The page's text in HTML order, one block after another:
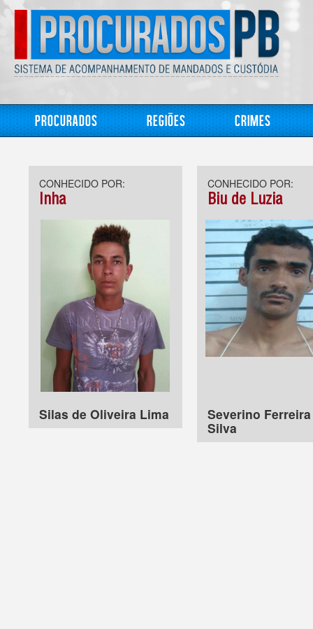
Procurados Regiões Crimes
CONHECIDO POR:
Inha
Silas de Oliveira Lima
CONHECIDO POR:
Biu de Luzia
Severino
Silva